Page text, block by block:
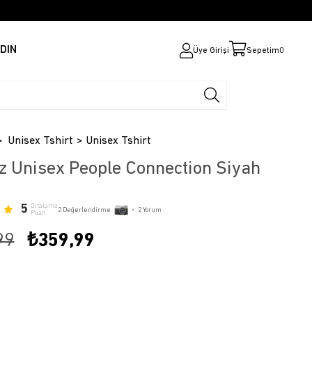
Üye Girişi Sepetim0
Unisex Tshirt Unisex Tshirt
Unisex People Connection Siyah
5 Ortalama
Puan
2Değerlendirme • 2Yorum
₺359,99